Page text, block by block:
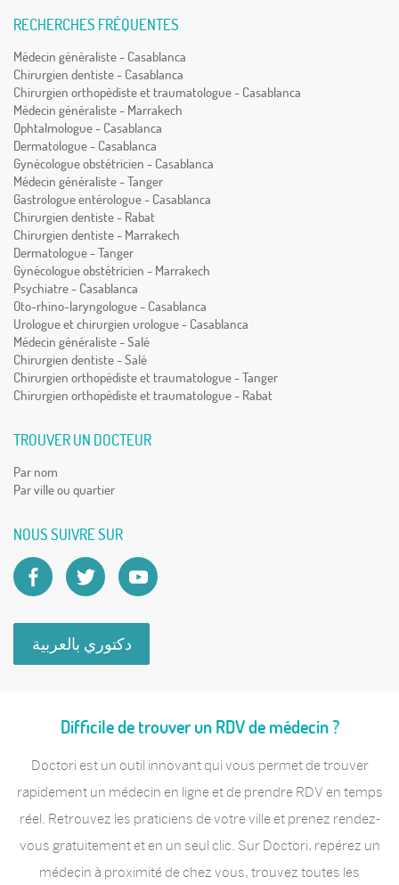
RECHERCHES FRÉQUENTES
Médecin généraliste - Casablanca
Chirurgien dentiste - Casablanca
Chirurgien orthopédiste et traumatologue - Casablanca
Médecin généraliste - Marrakech
Ophtalmologue - Casablanca
Dermatologue - Casablanca
Gynécologue obstétricien - Casablanca
Médecin généraliste - Tanger
Gastrologue entérologue - Casablanca
Chirurgien dentiste - Rabat
Chirurgien dentiste - Marrakech
Dermatologue - Tanger
Gynécologue obstétricien - Marrakech
Psychiatre - Casablanca
Oto-rhino-laryngologue - Casablanca
Urologue et chirurgien urologue - Casablanca
Médecin généraliste - Salé
Chirurgien dentiste - Salé
Chirurgien orthopédiste et traumatologue - Tanger
Chirurgien orthopédiste et traumatologue - Rabat
TROUVER UN DOCTEUR
Par nom
Par ville ou quartier
NOUS SUIVRE SUR
دكتوري بالعربية
Difficile de trouver un RDV de médecin ?
Doctori est un outil innovant qui vous permet de trouver
rapidement un médecin en ligne et de prendre RDV en temps
réel. Retrouvez les praticiens de votre ville et prenez rendez-
vous gratuitement et en un seul clic. Sur Doctori, repérez un
médecin à proximité de chez vous, trouvez toutes les